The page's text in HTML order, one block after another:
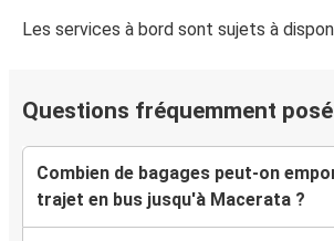
Les services à bord sont sujets à
Questions fréquemment
Combien de bagages peut-on
trajet en bus jusqu'à Macerata ?